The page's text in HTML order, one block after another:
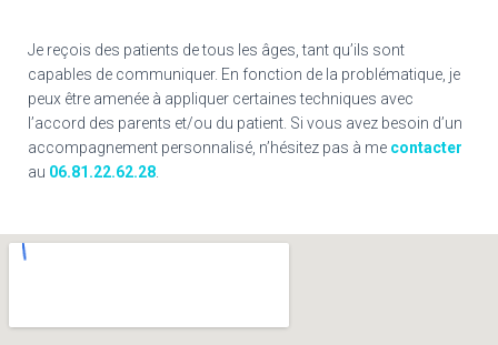
Je reçois des patients de tous les âges, tant qu’ils sont
capables de communiquer. En fonction de la problématique, je
peux être amenée à appliquer certaines techniques avec
l’accord des parents et/ou du patient. Si vous avez besoin d’un
accompagnement personnalisé, n’hésitez pas à me contacter
au 06.81.22.62.28.